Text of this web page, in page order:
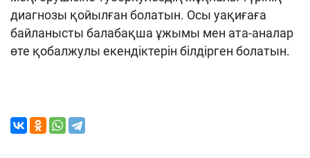
диагнозы қойылған болатын. Осы уақиғаға
байланысты балабақша ұжымы мен ата-аналар
өте қобалжулы екендіктерін білдірген болатын.